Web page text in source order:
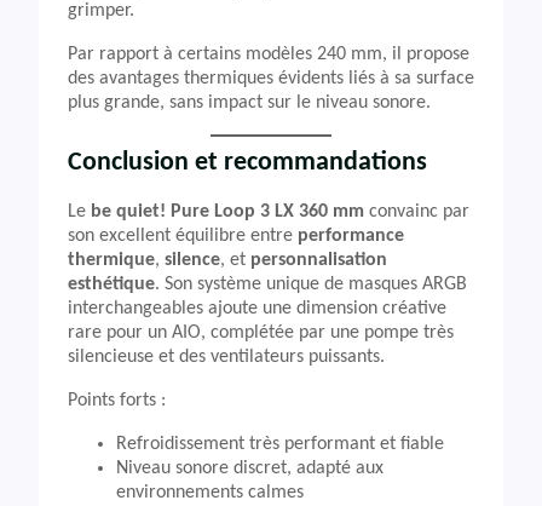
grimper.
Par rapport à certains modèles 240 mm, il propose
des avantages thermiques évidents liés à sa surface
plus grande, sans impact sur le niveau sonore.
Conclusion et recommandations
Le be quiet! Pure Loop 3 LX 360 mm convainc par
son excellent équilibre entre performance
thermique, silence, et personnalisation
esthétique. Son système unique de masques ARGB
interchangeables ajoute une dimension créative
rare pour un AIO, complétée par une pompe très
silencieuse et des ventilateurs puissants.
Points forts :
Refroidissement très performant et fiable
Niveau sonore discret, adapté aux
environnements calmes